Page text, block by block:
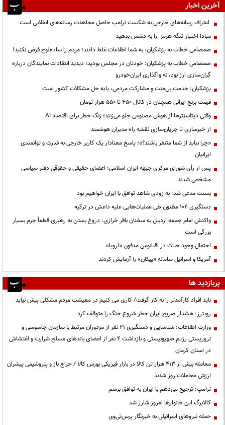
آخرین اخبار
اعتراف رسانه‌های خارجی به شکست ترامپ حاصل مجاهدت رسانه‌های انقلابی است
مبادا اختیار تنگه هرمز را به دشمن بدهید
صمصامی خطاب به پزشکیان: به شما اطلاعات غلط دادند؛ مردم را ساده‌لوح فرض نکنید!
صمصامی خطاب به پزشکیان: خودتان در مجلس بودید؛ دیدید انتقادات نمایندگان درباره
گران‌سازی ارز بود، نه واگذاری ایران‌خودرو
پزشکیان: خدمت بی‌منت و مشارکت مردمی، پایه حل مشکلات کشور است
قیمت‌ برنج ایرانی همچنان در کانال ۴۵۰ تا ۵۵۰ هزار تومان
وقتی دیتاسنترها از هوش مصنوعی جلو می‌زنند؛ زنگ خطر برای اقتصاد AI
از خبرسازی تا جریان‌سازی نقشه راه مدیران هوشمند
«چرا نباید از شما متنفر باشند؟»؛ پاسخ معنادار یک کاربر خارجی به قدرت و توانمندی
ایرانیان
پس از رأی شورای مرکزی جبهه ایران اسلامی؛ اعضای حقیقی و حقوقی دفتر سیاسی
مشخص شدند
بسنت مدعی شد: به زودی شاهد توافق با ایران خواهیم بود
دستگیری ۱۰۴ مظنون طی عملیات‌هایی علیه داعش در ترکیه
واکنش امام جمعه اردبیل به سخنان باقر خرازی: دروغ بستن به رهبری قطعاً جرم بسیار
بزرگی است
احتمال وجود حیات در اقیانوس مدفون «اروپا»
آمریکا و اسرائیل سامانه «پیکان» را آزمایش کردند
پربازدید ها
باید افراد کارآمدتر را به کار گرفت/ کاری می کنیم در معیشت مردم مشکلی پیش نیاید
رویترز: هشدار صریح ایران خطر شروع جنگ را متوقف کرد
وزارت اطلاعات: شناسایی و دستگیری ۲۱ نفر از مزدوران مرتبط با سازمان جاسوسی و
تروریستی رژیم صهیونیستی و بازداشت ۴ نفر از اعضای باندهای مسلح شرارت و اغتشاش
در استان کرمان
معامله بیش از ۴۱۳ هزار تن کالا در بازار فیزیکی بورس کالا / حراج باز و پتروشیمی پیشران
ارزش معاملات روز شدند
ترامپ: ترجیح می‌دهم با ایران به توافق برسم
کالابرگ این خانوارها امروز شارژ شد
حمله نیروهای اسرائیلی به خبرنگار پرس‌تی‌وی